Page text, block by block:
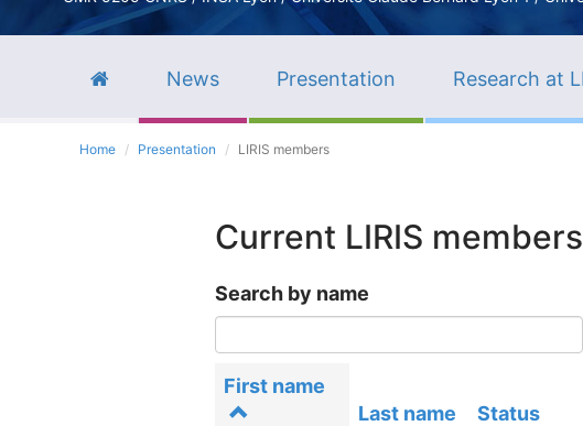
News Presentation Research at
Home Presentation LIRIS members
Current LIRIS members
Search by name
First name
Last name
Status